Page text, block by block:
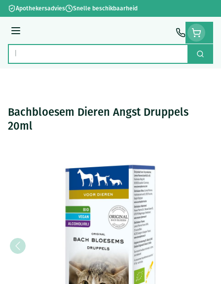
Ga naar de inhoud
Apothekersadvies Snelle beschikbaarheid
Menu
Product, merk, categorie... Zoek
Bachbloesem Dieren Angst Druppels
20ml